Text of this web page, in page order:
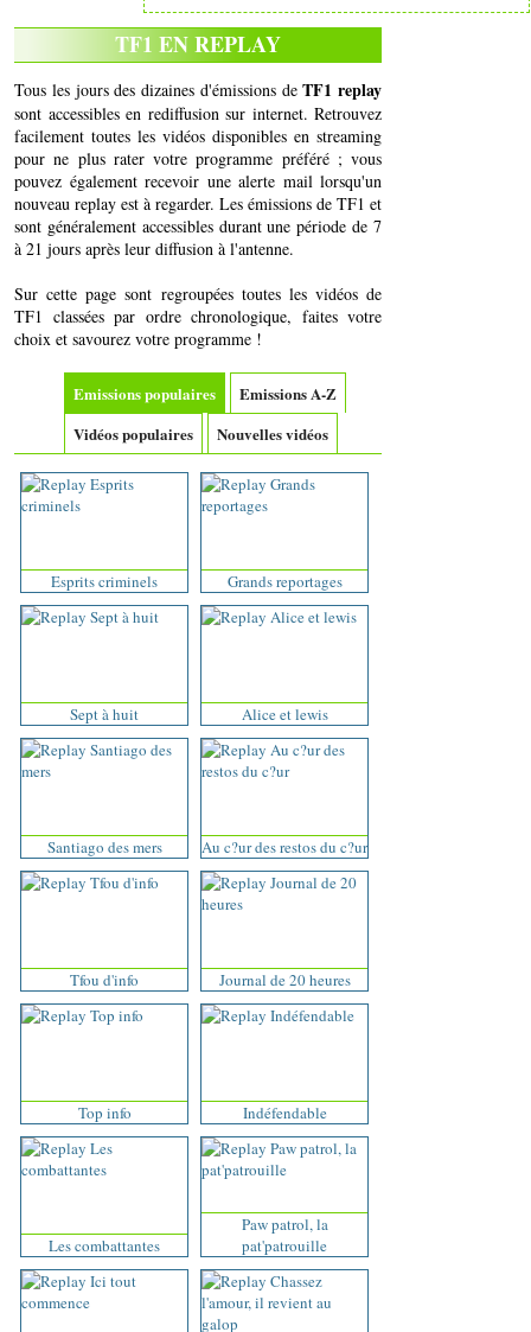
TF1 EN REPLAY
Tous les jours des dizaines d'émissions deTF1 replay
sont accessibles en rediffusion sur internet. Retrouvez
facilement toutes les vidéos disponibles en streaming
pour ne plus rater votre programme préféré ; vous
pouvez également recevoir une alerte mail lorsqu'un
nouveau replay est à regarder. Les émissions de TF1 et
sont généralement accessibles durant une période de 7
à 21 jours après leur diffusion à l'antenne.
Sur cette page sont regroupées toutes les vidéos de
TF1 classées par ordre chronologique, faites votre
choix et savourez votre programme !
Emissions populaires
Emissions A-Z
Vidéos populaires
Nouvelles vidéos
Esprits criminels Grands reportages
Sept à huit Alice et lewis
Santiago des mers Au c?ur des restos du c?ur
Tfou d'info Journal de 20 heures
Top info Indéfendable
Les combattantes
Paw patrol, la
pat'patrouille